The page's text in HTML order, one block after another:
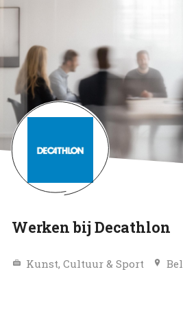
Werken bij Decathlon
Kunst, Cultuur & Sport